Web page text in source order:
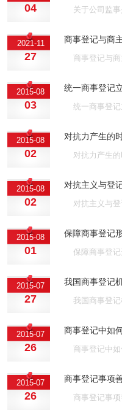
04 关于公司监
2021-11
27
商事登记与商
商事登记与商
2015-08
03
统一商事登记
统一商事登记
2015-08
02
对抗力产生的
对抗力产生的
2015-08
02
对抗主义与登
对抗主义与登
2015-08
01
保障商事登记
保障商事登记
2015-07
27
我国商事登记
我国商事登记
2015-07
26
商事登记中如
商事登记中如
2015-07
26
商事登记事项
商事登记事项